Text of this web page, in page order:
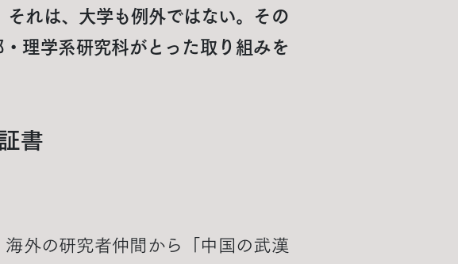
れは、大学も例外ではない。その
理学系研究科がとった取り組みを
書
外の研究者仲間から「中国の武漢